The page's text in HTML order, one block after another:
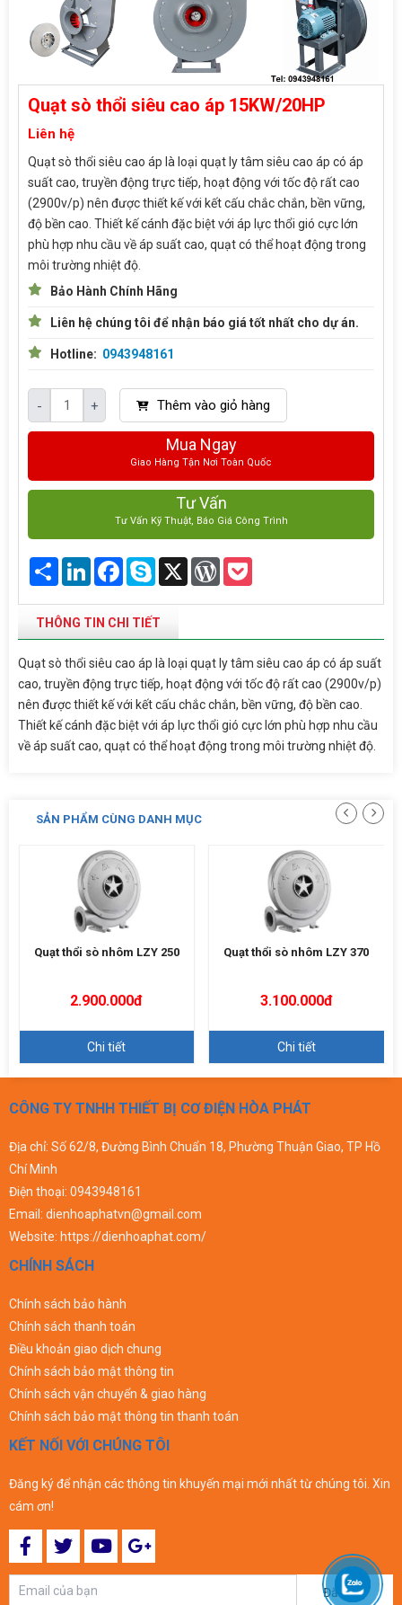
Quạt sò thổi siêu cao áp 15KW/20HP
Liên hệ
Quạt sò thổi siêu cao áp là loại quạt ly tâm siêu cao áp có áp
suất cao, truyền động trực tiếp, hoạt động với tốc độ rất cao
(2900v/p) nên được thiết kế với kết cấu chắc chắn, bền vững,
độ bền cao. Thiết kế cánh đặc biệt với áp lực thổi gió cực lớn
phù hợp nhu cầu về áp suất cao, quạt có thể hoạt động trong
môi trường nhiệt độ.
Bảo Hành Chính Hãng
Liên hệ chúng tôi để nhận báo giá tốt nhất cho dự án.
Hotline: 0943948161
- + Thêm vào giỏ hàng
Mua Ngay
Giao Hàng Tận Nơi Toàn Quốc
Tư Vấn
Tư Vấn Kỹ Thuật, Báo Giá Công Trình
Share LinkedInFacebook
Skype X WordPress
THÔNG TIN CHI TIẾT
Quạt sò thổi siêu cao áp là loại quạt ly tâm siêu cao áp có áp suất
cao, truyền động trực tiếp, hoạt động với tốc độ rất cao (2900v/p)
nên được thiết kế với kết cấu chắc chắn, bền vững, độ bền cao.
Thiết kế cánh đặc biệt với áp lực thổi gió cực lớn phù hợp nhu cầu
về áp suất cao, quạt có thể hoạt động trong môi trường nhiệt độ.
SẢN PHẨM CÙNG DANH MỤC
Quạt thổi sò nhôm LZY 250
2.900.000đ
Chi tiết
Quạt thổi sò nhôm LZY 370
3.100.000đ
Chi tiết
CÔNG TY TNHH THIẾT BỊ CƠ ĐIỆN HÒA PHÁT
Địa chỉ: Số 62/8, Đường Bình Chuẩn 18, Phường Thuận Giao, TP Hồ
Chí Minh
Điện thoại: 0943948161
Email: dienhoaphatvn@gmail.com
Website: https://dienhoaphat.com/
CHÍNH SÁCH
Chính sách bảo hành
Chính sách thanh toán
Điều khoản giao dịch chung
Chính sách bảo mật thông tin
Chính sách vận chuyển & giao hàng
Chính sách bảo mật thông tin thanh toán
KẾT NỐI VỚI CHÚNG TÔI
Đăng ký để nhận các thông tin khuyến mại mới nhất từ chúng tôi. Xin
cám ơn!
Đăng ký